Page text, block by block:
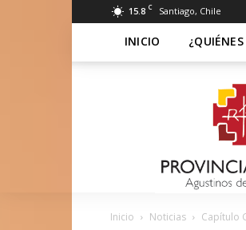
15.8 C Santiago, Chile
INICIO
Asuncionista
Inicio Noticias Capítulo